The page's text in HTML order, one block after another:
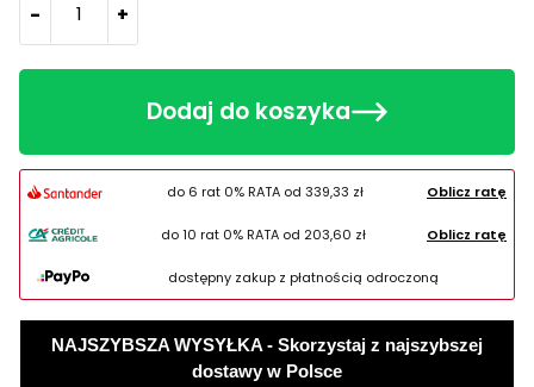
- +
Dodaj do koszyka
do 6 rat 0% RATA od 339,33 zł Oblicz ratę
do 10 rat 0% RATA od 203,60 zł Oblicz ratę
dostępny zakup z płatnością odroczoną
NAJSZYBSZA WYSYŁKA - Skorzystaj z najszybszej
dostawy w Polsce